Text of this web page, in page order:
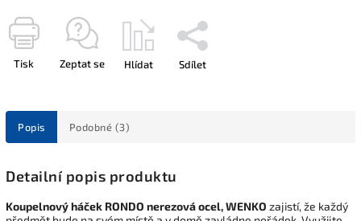
Tisk Zeptat se Hlídat Sdílet
Popis Podobné (3)
Detailní popis produktu
Koupelnový háček RONDO nerezová ocel, WENKO zajistí, že každý